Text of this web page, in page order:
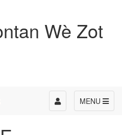
Wè Zot
MENU
Toggle
navigation